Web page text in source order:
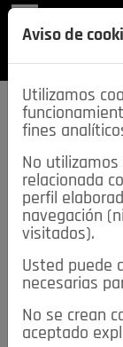
≡NOTICIAS
NOTICIAS
Aviso de
Utilizamos
fines
No
relacionada
perfil
navegación
visitados).
Usted puede
necesarias
No se crean
aceptado